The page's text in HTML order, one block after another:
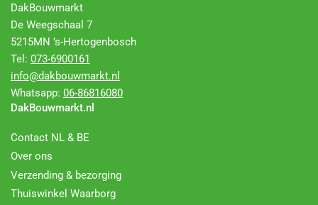
DakBouwmarkt
De Weegschaal 7
5215MN ’s-Hertogenbosch
Tel: 073-6900161
info@dakbouwmarkt.nl
Whatsapp: 06-86816080
DakBouwmarkt.nl
Contact NL & BE
Over ons
Verzending & bezorging
Thuiswinkel Waarborg